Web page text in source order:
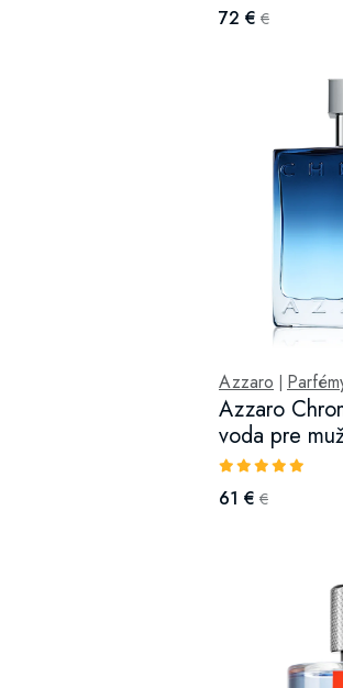
72 € €
Azzaro
Azzaro
voda pre
61 € €